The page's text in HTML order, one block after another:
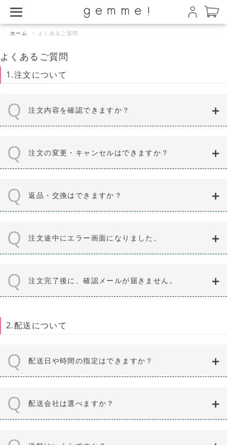
ホーム > よくあるご質問
よくあるご質問
1.注文について
Q 注文内容を確認できますか？
Q 注文の変更・キャンセルはできますか？
Q 返品・交換はできますか？
Q 注文途中にエラー画面になりました。
Q 注文完了後に、確認メールが届きません。
2.配送について
Q 配送日や時間の指定はできますか？
Q 配送会社は選べますか？